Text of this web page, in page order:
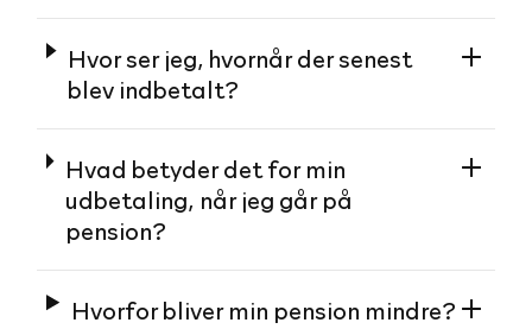
Hvor ser jeg, hvornår der senest
blev indbetalt?
Hvad betyder det for min
udbetaling, når jeg går på
pension?
Hvorfor bliver min pension mindre?